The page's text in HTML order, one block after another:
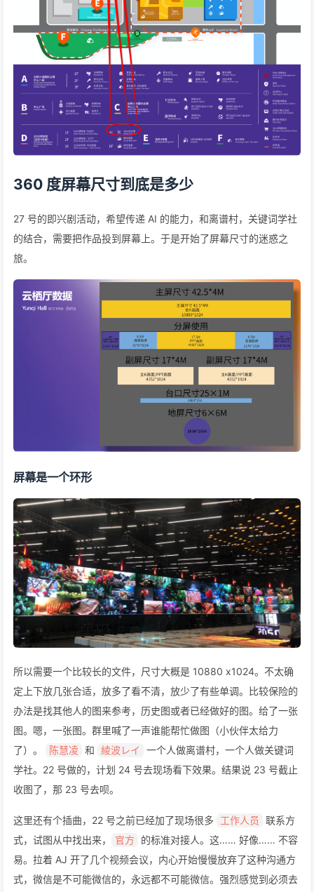
360 度屏幕尺寸到底是多少
27 号的即兴剧活动，希望传递 AI 的能力，和离谱村，关键词学社
的结合，需要把作品投到屏幕上。于是开始了屏幕尺寸的迷惑之
旅。
屏幕是一个环形
所以需要一个比较长的文件，尺寸大概是 10880 x1024。不太确
定上下放几张合适，放多了看不清，放少了有些单调。比较保险的
办法是找其他人的图来参考，历史图或者已经做好的图。给了一张
图。嗯，一张图。群里喊了一声谁能帮忙做图（小伙伴太给力
了）。
陈慧凌 和 綾波レイ
一个人做离谱村，一个人做关键词
学社。22 号做的，计划 24 号去现场看下效果。结果说 23 号截止
收图了，那 23 号去呗。
这里还有个插曲，22 号之前已经加了现场很多 工作人员
联系方
式，试图从中找出来，
官方
的标准对接人。这…… 好像…… 不容
易。拉着 AJ 开了几个视频会议，内心开始慢慢放弃了这种沟通方
式，微信是不可能微信的，永远都不可能微信。强烈感觉到必须去